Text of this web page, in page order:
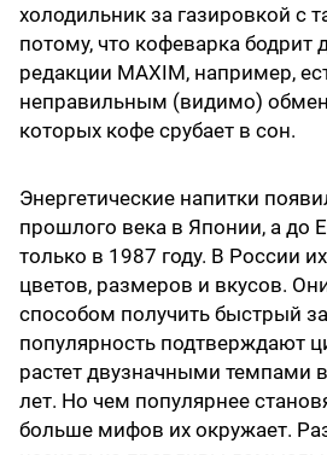
холодильник за газировкой с
потому, что кофеварка бодрит
редакции MAXIM, например,
неправильным (видимо)
которых кофе срубает в сон.
Энергетические напитки
прошлого века в Японии, а до
только в 1987 году. В России
цветов, размеров и вкусов.
способом получить быстрый
популярность подтверждают
растет двузначными темпами
лет. Но чем популярнее
больше мифов их окружает.